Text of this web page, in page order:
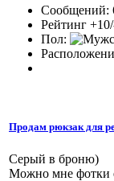
Сообщений:
Рейтинг
Пол:
Продам рюкзак для
Серый в броню)
Можно мне фотки